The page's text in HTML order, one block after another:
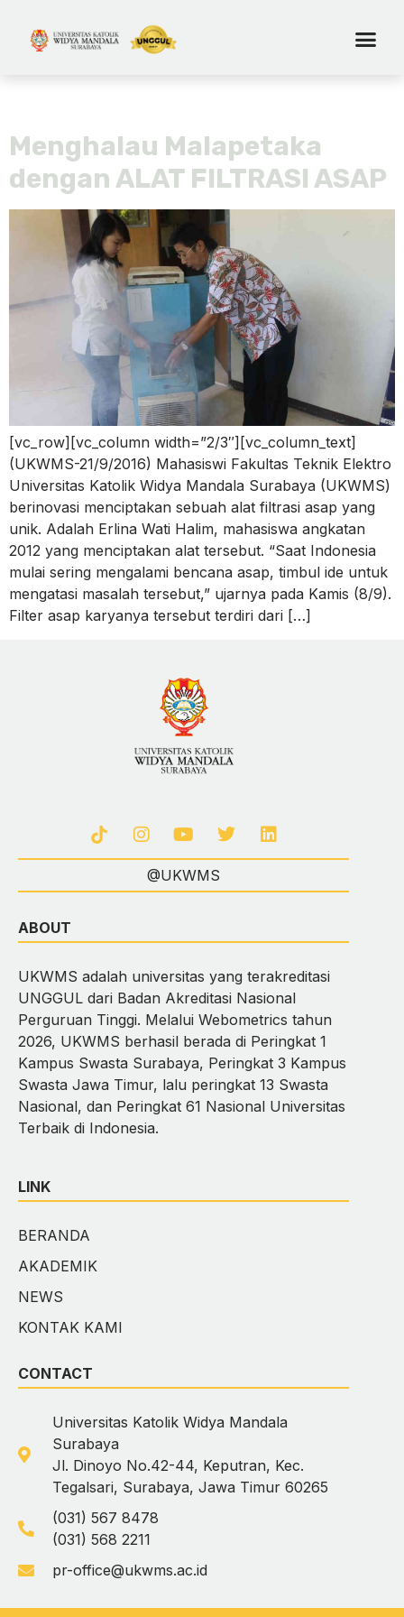
Menghalau Malapetaka
dengan ALAT FILTRASI ASAP
[vc_row][vc_column width=”2/3″][vc_column_text]
(UKWMS-21/9/2016) Mahasiswi Fakultas Teknik Elektro
Universitas Katolik Widya Mandala Surabaya (UKWMS)
berinovasi menciptakan sebuah alat filtrasi asap yang
unik. Adalah Erlina Wati Halim, mahasiswa angkatan
2012 yang menciptakan alat tersebut. “Saat Indonesia
mulai sering mengalami bencana asap, timbul ide untuk
mengatasi masalah tersebut,” ujarnya pada Kamis (8/9).
Filter asap karyanya tersebut terdiri dari […]
@UKWMS
ABOUT
UKWMS adalah universitas yang terakreditasi
UNGGUL dari Badan Akreditasi Nasional
Perguruan Tinggi. Melalui Webometrics tahun
2026, UKWMS berhasil berada di Peringkat 1
Kampus Swasta Surabaya, Peringkat 3 Kampus
Swasta Jawa Timur, lalu peringkat 13 Swasta
Nasional, dan Peringkat 61 Nasional Universitas
Terbaik di Indonesia.
LINK
BERANDA
AKADEMIK
NEWS
KONTAK KAMI
CONTACT
Universitas Katolik Widya Mandala
Surabaya
Jl. Dinoyo No.42-44, Keputran, Kec.
Tegalsari, Surabaya, Jawa Timur 60265
(031) 567 8478
(031) 568 2211
pr-office@ukwms.ac.id